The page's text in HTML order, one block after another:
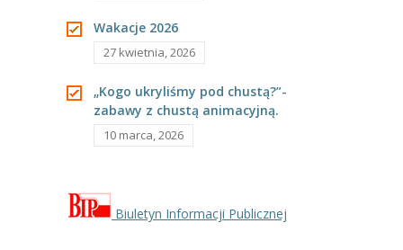
Wakacje 2026
27 kwietnia, 2026
„Kogo ukryliśmy pod chustą?”-
zabawy z chustą animacyjną.
10 marca, 2026
Biuletyn Informacji Publicznej